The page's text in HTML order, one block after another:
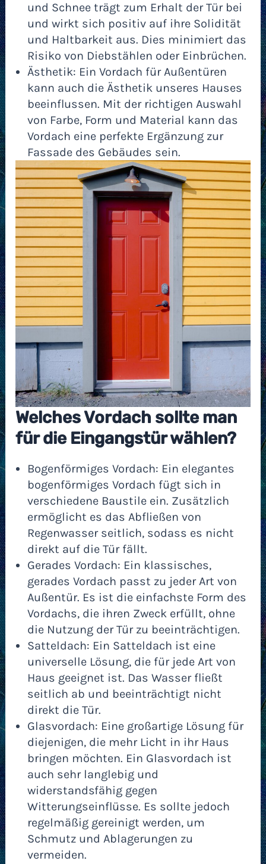
und Schnee trägt zum Erhalt der Tür bei
und wirkt sich positiv auf ihre Solidität
und Haltbarkeit aus. Dies minimiert das
Risiko von Diebstählen oder Einbrüchen.
Ästhetik: Ein Vordach für Außentüren
kann auch die Ästhetik unseres Hauses
beeinflussen. Mit der richtigen Auswahl
von Farbe, Form und Material kann das
Vordach eine perfekte Ergänzung zur
Fassade des Gebäudes sein.
Welches Vordach sollte man
für die Eingangstür wählen?
Bogenförmiges Vordach: Ein elegantes
bogenförmiges Vordach fügt sich in
verschiedene Baustile ein. Zusätzlich
ermöglicht es das Abfließen von
Regenwasser seitlich, sodass es nicht
direkt auf die Tür fällt.
Gerades Vordach: Ein klassisches,
gerades Vordach passt zu jeder Art von
Außentür. Es ist die einfachste Form des
Vordachs, die ihren Zweck erfüllt, ohne
die Nutzung der Tür zu beeinträchtigen.
Satteldach: Ein Satteldach ist eine
universelle Lösung, die für jede Art von
Haus geeignet ist. Das Wasser fließt
seitlich ab und beeinträchtigt nicht
direkt die Tür.
Glasvordach: Eine großartige Lösung für
diejenigen, die mehr Licht in ihr Haus
bringen möchten. Ein Glasvordach ist
auch sehr langlebig und
widerstandsfähig gegen
Witterungseinflüsse. Es sollte jedoch
regelmäßig gereinigt werden, um
Schmutz und Ablagerungen zu
vermeiden.